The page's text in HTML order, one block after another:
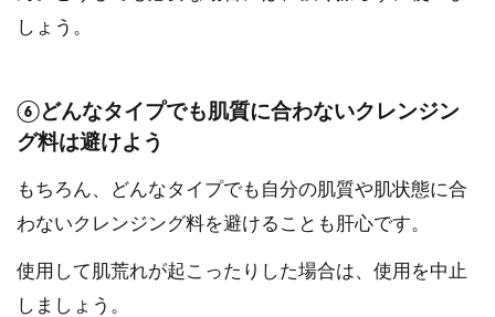
しょう。
⑥どんなタイプでも肌質に合わないクレンジン
グ料は避けよう
もちろん、どんなタイプでも自分の肌質や肌状態に合
わないクレンジング料を避けることも肝心です。
使用して肌荒れが起こったりした場合は、使用を中止
しましょう。